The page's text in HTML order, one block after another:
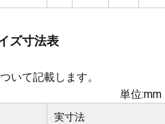
ズ寸法表
いて記載します。
単位:mm
実寸法